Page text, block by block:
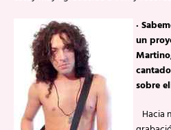
·
un
sobre
Hacia